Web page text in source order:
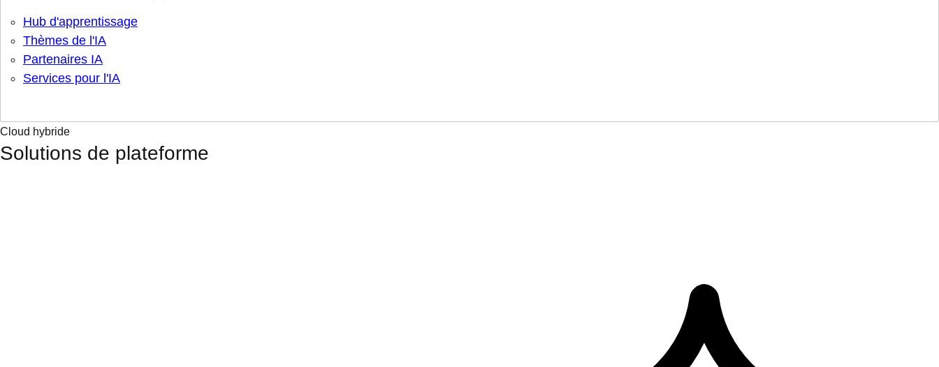
Hub d'apprentissage
Thèmes de l'IA
Partenaires IA
Services pour l'IA
Cloud hybride
Solutions de plateforme